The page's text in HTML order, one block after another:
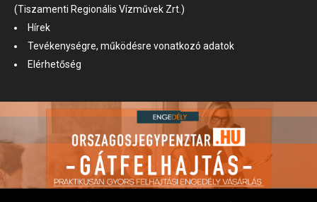
(Tiszamenti Regionális Vízművek Zrt.)
Hírek
Tevékenységre, működésre vonatkozó adatok
Elérhetőség